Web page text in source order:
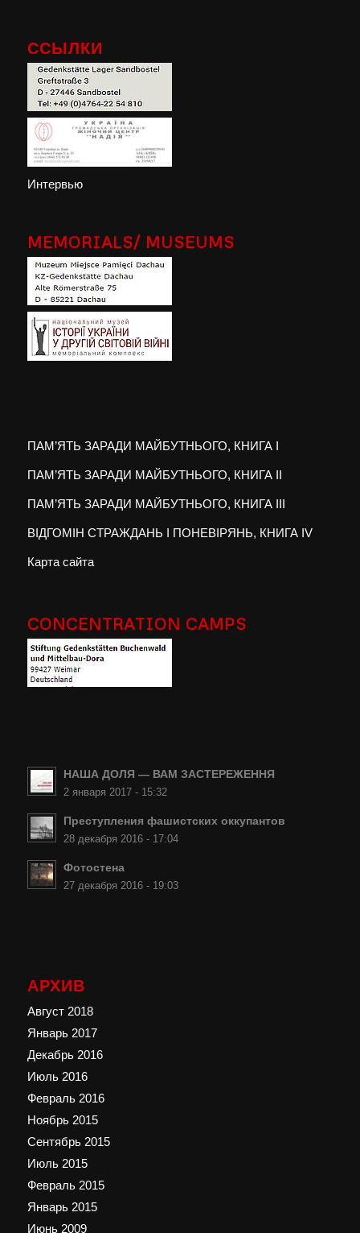
ССЫЛКИ
Интервью
MEMORIALS/ MUSEUMS
ПАМ’ЯТЬ ЗАРАДИ МАЙБУТНЬОГО, КНИГА I
ПАМ’ЯТЬ ЗАРАДИ МАЙБУТНЬОГО, КНИГА II
ПАМ’ЯТЬ ЗАРАДИ МАЙБУТНЬОГО, КНИГА III
ВІДГОМІН СТРАЖДАНЬ І ПОНЕВІРЯНЬ, КНИГА IV
Карта сайта
CONCENTRATION CAMPS
НАША ДОЛЯ — ВАМ ЗАСТЕРЕЖЕННЯ
2 января 2017 - 15:32
Преступления фашистских оккупантов
28 декабря 2016 - 17:04
Фотостена
27 декабря 2016 - 19:03
АРХИВ
Август 2018
Январь 2017
Декабрь 2016
Июль 2016
Февраль 2016
Ноябрь 2015
Сентябрь 2015
Июль 2015
Февраль 2015
Январь 2015
Июнь 2009